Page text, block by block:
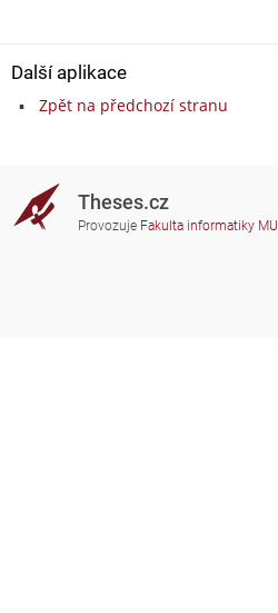
Další aplikace
Zpět na předchozí stranu
Theses.cz
Provozuje Fakulta informatiky MU